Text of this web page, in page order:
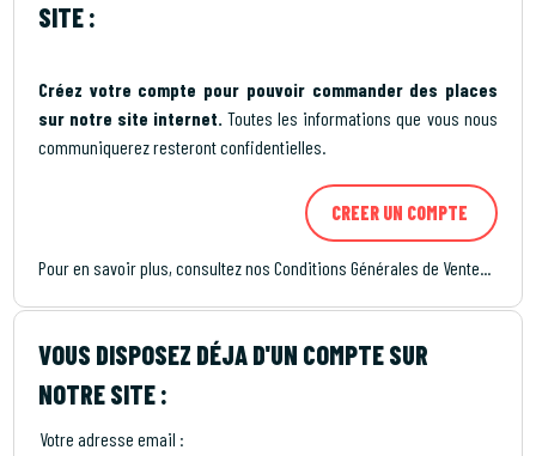
SITE :
Créez votre compte pour pouvoir commander des places
sur notre site internet. Toutes les informations que vous nous
communiquerez resteront confidentielles.
Pour en savoir plus, consultez nos Conditions Générales de Vente...
VOUS DISPOSEZ DÉJA D'UN COMPTE SUR
NOTRE SITE :
Votre adresse email :